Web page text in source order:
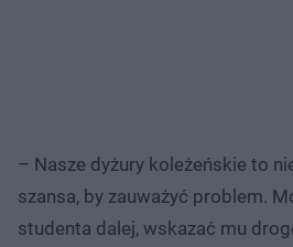
– Nasze dyżury koleżeńskie to
szansa, by zauważyć problem.
studenta dalej, wskazać mu